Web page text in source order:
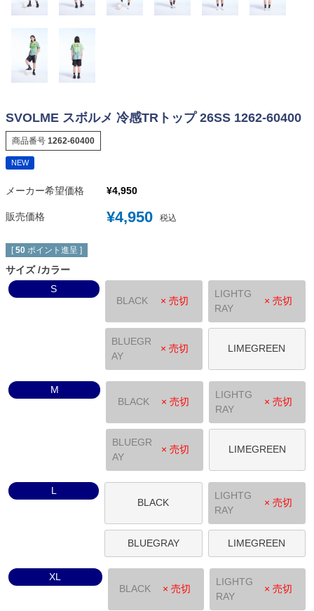
SVOLME スボルメ 冷感TRトップ 26SS 1262-60400
商品番号 1262-60400
NEW
メーカー希望価格 ¥4,950
販売価格 ¥4,950 税込
[ 50 ポイント進呈 ]
サイズ カラー
S
BLACK
× 売切
LIGHTG
RAY
× 売切
BLUEGR
AY
× 売切 LIMEGREEN
M
BLACK
× 売切
LIGHTG
RAY
× 売切
BLUEGR
AY
× 売切 LIMEGREEN
L
BLACK
LIGHTG
RAY
× 売切
BLUEGRAY LIMEGREEN
XL
BLACK
× 売切
LIGHTG
RAY
× 売切